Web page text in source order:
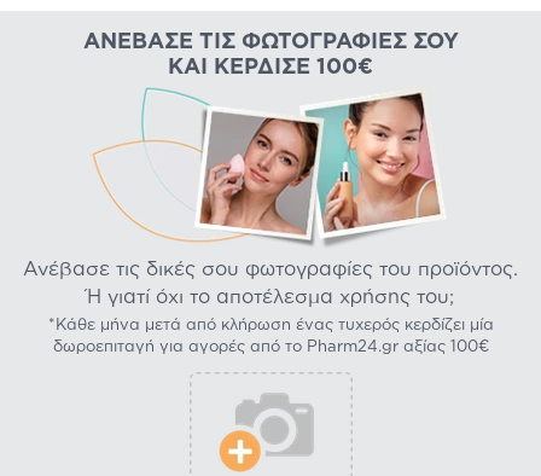
ΑΝΈΒΑΣΕ ΤΙΣ ΦΩΤΟΓΡΑΦΊΕΣ ΣΟΥ
ΚΑΙ ΚΈΡΔΙΣΕ 100€
Ανέβασε τις δικές σου φωτογραφίες του προϊόντος.
Ή γιατί όχι το αποτέλεσμα χρήσης του;
*Κάθε μήνα μετά από κλήρωση ένας τυχερός κερδίζει μία
δωροεπιταγή για αγορές από το Pharm24.gr αξίας 100€